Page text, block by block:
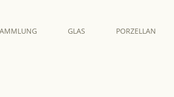
GLAS PORZELLAN